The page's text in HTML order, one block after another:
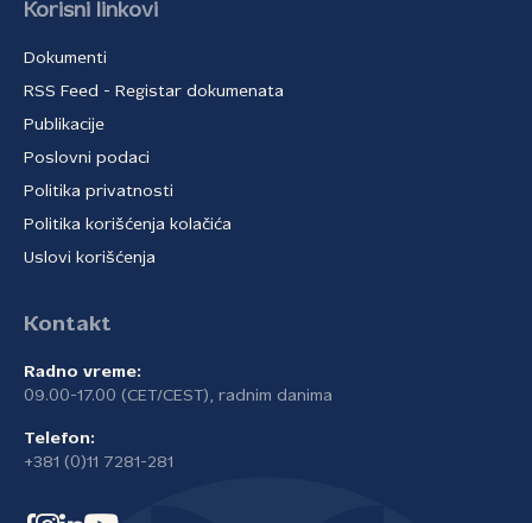
Korisni linkovi
Dokumenti
RSS Feed - Registar dokumenata
Publikacije
Poslovni podaci
Politika privatnosti
Politika korišćenja kolačića
Uslovi korišćenja
Kontakt
Radno vreme:
09.00-17.00 (CET/CEST), radnim danima
Telefon:
+381 (0)11 7281-281